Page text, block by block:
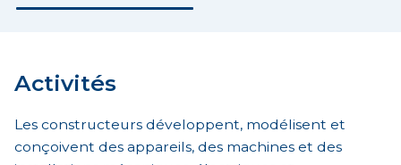
Activités
Les constructeurs développent, modélisent et
conçoivent des appareils, des machines et des